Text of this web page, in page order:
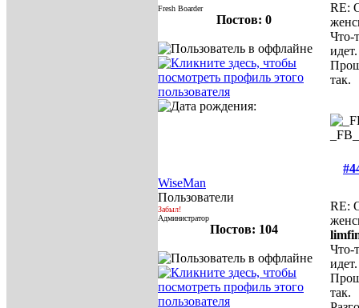
Fresh Boarder
Постов: 0
RE:
Что-
идет.
так.
WiseMan
Пользователи
Забыл!
Администратор
Постов: 104
RE:
Что-
идет.
так.